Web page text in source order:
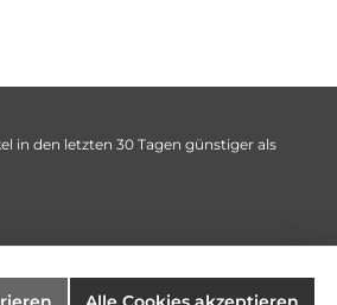
in den letzten 30 Tagen günstiger als